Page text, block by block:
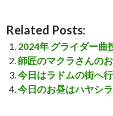
Related Posts:
2024年 グライダー曲
師匠のマクラさんの
今日はラドムの街へ
今日のお昼はハヤシ